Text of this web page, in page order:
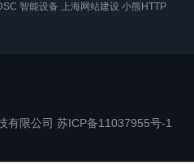
智能设备 上海网站建设 小熊HTTP
有限公司 苏ICP备11037955号-1